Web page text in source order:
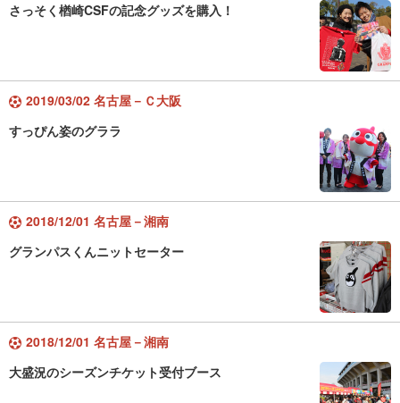
さっそく楢崎CSFの記念グッズを購入！
2019/03/02 名古屋－Ｃ大阪
すっぴん姿のグララ
2018/12/01 名古屋－湘南
グランパスくんニットセーター
2018/12/01 名古屋－湘南
大盛況のシーズンチケット受付ブース